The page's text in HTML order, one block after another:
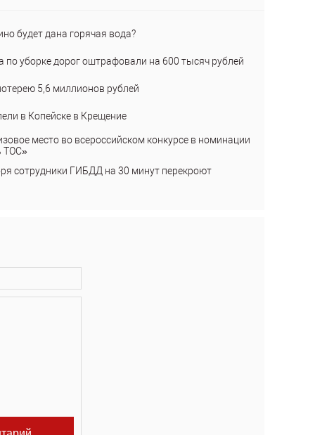
будет дана горячая вода?
по уборке дорог оштрафовали на 600 тысяч рублей
5,6 миллионов рублей
в Копейске в Крещение
место во всероссийском конкурсе в номинации
ТОС»
сотрудники ГИБДД на 30 минут перекроют